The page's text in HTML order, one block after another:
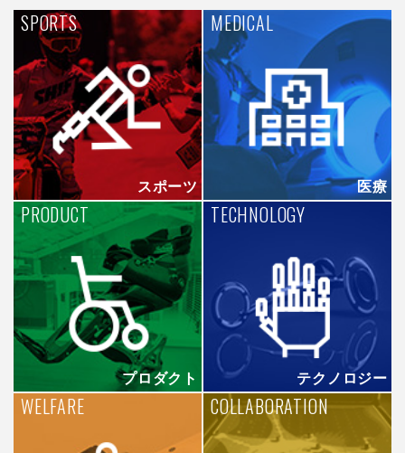
スポーツ
SPORTS
医療
MEDICAL
プロダクト
PRODUCT
テクノロジー
TECHNOLOGY
WELFARE COLLABORATION